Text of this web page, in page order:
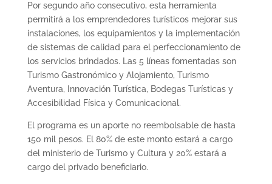
Por segundo año consecutivo, esta herramienta
permitirá a los emprendedores turísticos mejorar sus
instalaciones, los equipamientos y la implementación
de sistemas de calidad para el perfeccionamiento de
los servicios brindados. Las 5 líneas fomentadas son
Turismo Gastronómico y Alojamiento, Turismo
Aventura, Innovación Turística, Bodegas Turísticas y
Accesibilidad Física y Comunicacional.
El programa es un aporte no reembolsable de hasta
150 mil pesos. El 80% de este monto estará a cargo
del ministerio de Turismo y Cultura y 20% estará a
cargo del privado beneficiario.